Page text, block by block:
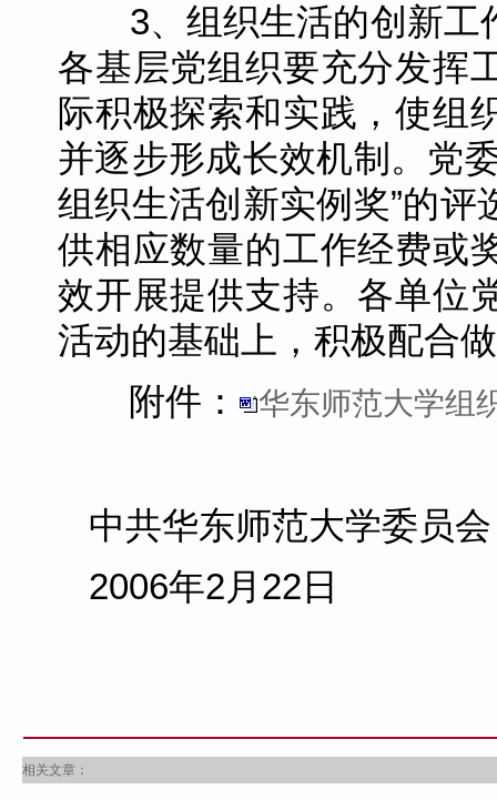
3、组织生活的创新工
各基层党组织要充分发挥
际积极探索和实践，使组
并逐步形成长效机制。党
组织生活创新实例奖”的
供相应数量的工作经费或
效开展提供支持。各单位
活动的基础上，积极配合
附件：
华东师范大学组
中共华东师范大学委员会
2006年2月22日
相关文章：